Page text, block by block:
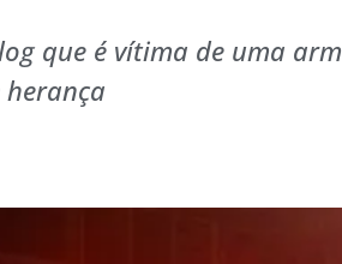
que é vítima de uma